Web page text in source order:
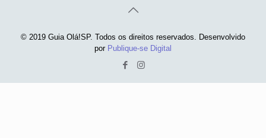
© 2019 Guia Olá!SP. Todos os direitos reservados. Desenvolvido
por Publique-se Digital